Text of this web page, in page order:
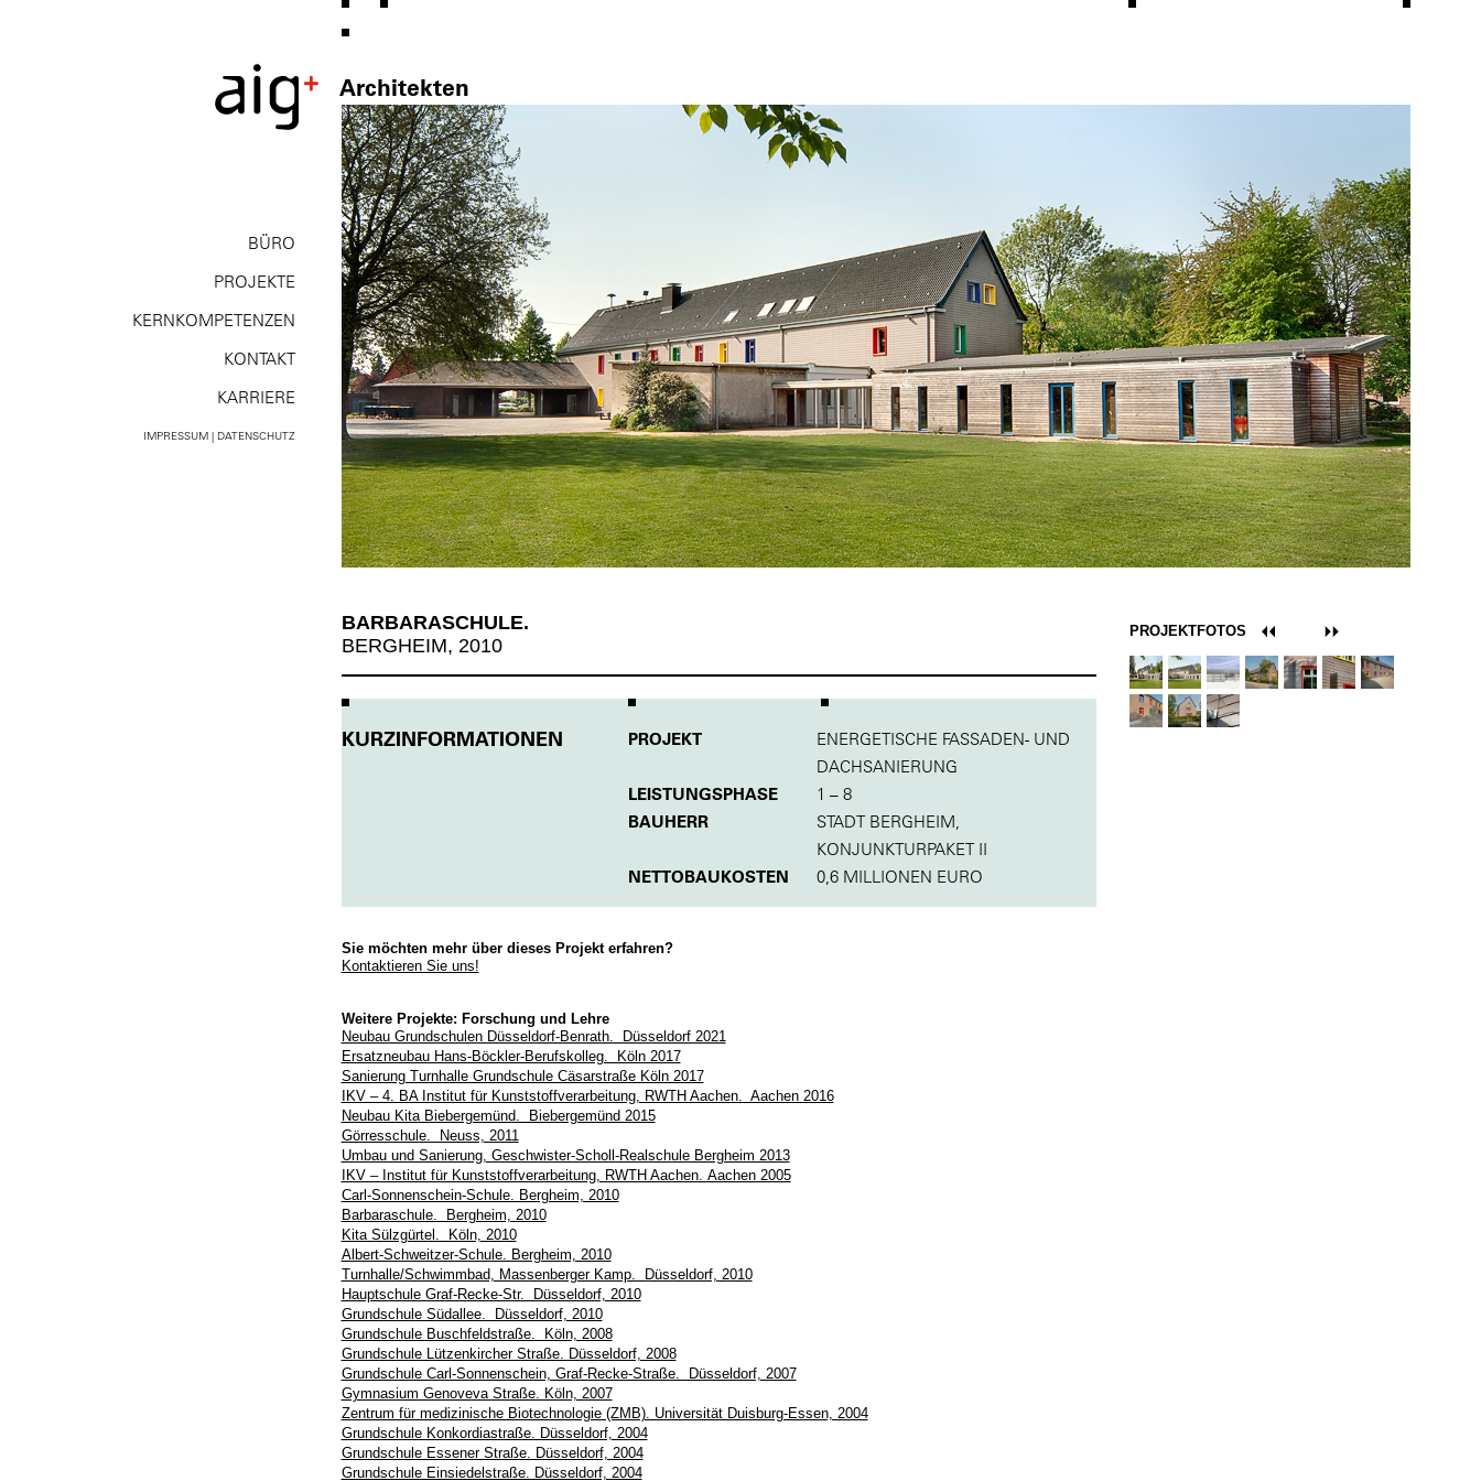
Architekten
BÜRO
PROJEKTE
KERNKOMPE­TENZEN
KONTAKT
KARRIERE
IMPRESSUM | DATENSCHUTZ
PROJEKTFOTOS
BARBARASCHULE.
BERGHEIM, 2010
KURZINFORMATIONEN PROJEKT
ENERGETISCHE FASSADEN- UND
DACHSANIERUNG
LEISTUNGSPHASE
1 – 8
BAUHERR
STADT BERGHEIM,
KONJUNKTURPAKET II
NETTOBAUKOSTEN
0,6 MILLIONEN EURO
Sie möchten mehr über dieses Projekt erfahren?
Kontaktieren Sie uns!
Weitere Projekte: Forschung und Lehre
Neubau Grundschulen Düsseldorf-Benrath. Düsseldorf 2021
Ersatzneubau Hans-Böckler-Berufskolleg. Köln 2017
Sanierung Turnhalle Grundschule Cäsarstraße Köln 2017
IKV – 4. BA Institut für Kunststoffverarbeitung, RWTH Aachen. Aachen 2016
Neubau Kita Biebergemünd. Biebergemünd 2015
Görresschule. Neuss, 2011
Umbau und Sanierung, Geschwister-Scholl-Realschule Bergheim 2013
IKV – Institut für Kunststoffverarbeitung, RWTH Aachen. Aachen 2005
Carl-Sonnenschein-Schule. Bergheim, 2010
Barbaraschule. Bergheim, 2010
Kita Sülzgürtel. Köln, 2010
Albert-Schweitzer-Schule. Bergheim, 2010
Turnhalle/Schwimmbad, Massenberger Kamp. Düsseldorf, 2010
Hauptschule Graf-Recke-Str. Düsseldorf, 2010
Grundschule Südallee. Düsseldorf, 2010
Grundschule Buschfeldstraße. Köln, 2008
Grundschule Lützenkircher Straße. Düsseldorf, 2008
Grundschule Carl-Sonnenschein, Graf-Recke-Straße. Düsseldorf, 2007
Gymnasium Genoveva Straße. Köln, 2007
Zentrum für medizinische Biotechnologie (ZMB). Universität Duisburg-Essen, 2004
Grundschule Konkordiastraße. Düsseldorf, 2004
Grundschule Essener Straße. Düsseldorf, 2004
Grundschule Einsiedelstraße. Düsseldorf, 2004